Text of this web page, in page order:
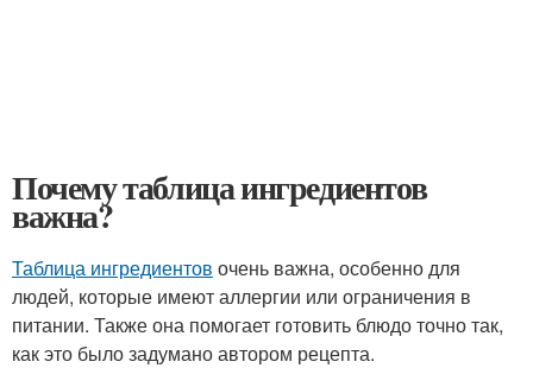
Почему таблица ингредиентов
важна?
Таблица ингредиентов очень важна, особенно для
людей, которые имеют аллергии или ограничения в
питании. Также она помогает готовить блюдо точно так,
как это было задумано автором рецепта.